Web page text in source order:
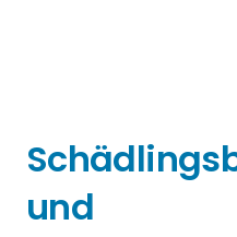
und